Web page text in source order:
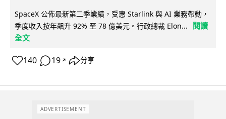
SpaceX 公佈最新第二季業績，受惠 Starlink 與 AI 業務帶動，
季度收入按年飆升 92% 至 78 億美元。行政總裁 Elon...
閱讀
全文
140 19 ↗ 分享
ADVERTISEMENT